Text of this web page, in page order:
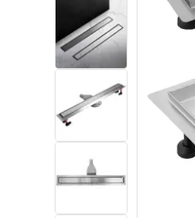
WC školjke
Umivaonici
Kade i paravani